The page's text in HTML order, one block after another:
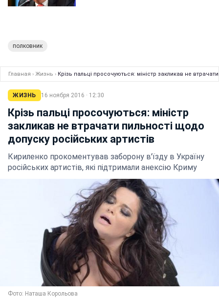
полковник
Главная › Жизнь › Крізь пальці просочуються: міністр закликав не
ЖИЗНЬ 16 ноября 2016 · 12:30
Крізь пальці просочуються: міністр
закликав не втрачати пильності щодо
допуску російських артистів
Кириленко прокоментував заборону в'їзду в Україну
російських артистів, які підтримали анексію Криму
Фото: Наташа Корольова